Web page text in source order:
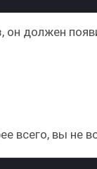
должен
всего, вы не